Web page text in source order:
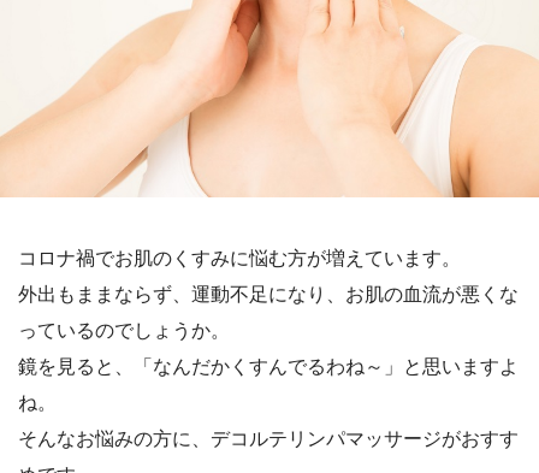
コロナ禍でお肌のくすみに悩む方が増えています。
外出もままならず、運動不足になり、お肌の血流が悪くな
っているのでしょうか。
鏡を見ると、「なんだかくすんでるわね～」と思いますよ
ね。
そんなお悩みの方に、デコルテリンパマッサージがおすす